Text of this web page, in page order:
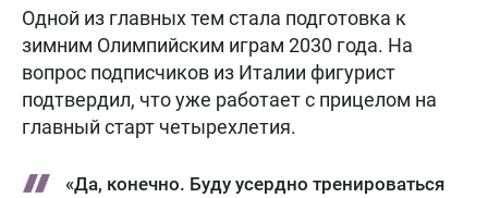
Одной из главных тем стала подготовка к
зимним Олимпийским играм 2030 года. На
вопрос подписчиков из Италии фигурист
подтвердил, что уже работает с прицелом на
главный старт четырехлетия.
«Да, конечно. Буду усердно тренироваться